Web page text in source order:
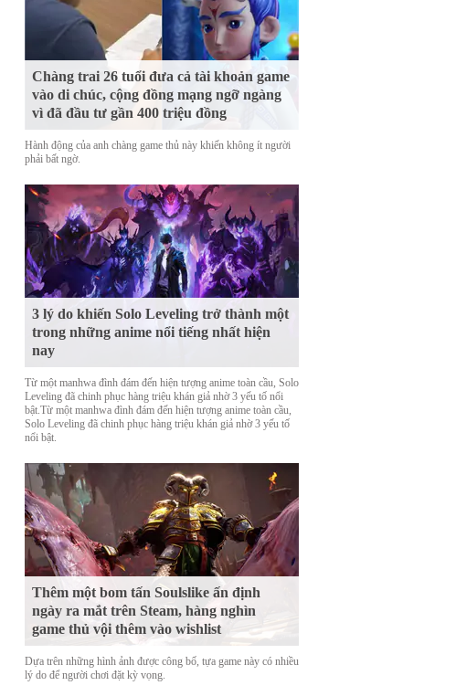
Chàng trai 26 tuổi đưa cả tài khoản game
vào di chúc, cộng đồng mạng ngỡ ngàng
vì đã đầu tư gần 400 triệu đồng
Hành động của anh chàng game thủ này khiến không ít người
phải bất ngờ.
3 lý do khiến Solo Leveling trở thành một
trong những anime nổi tiếng nhất hiện
nay
Từ một manhwa đình đám đến hiện tượng anime toàn cầu, Solo
Leveling đã chinh phục hàng triệu khán giả nhờ 3 yếu tố nổi
bật.Từ một manhwa đình đám đến hiện tượng anime toàn cầu,
Solo Leveling đã chinh phục hàng triệu khán giả nhờ 3 yếu tố
nổi bật.
Thêm một bom tấn Soulslike ấn định
ngày ra mắt trên Steam, hàng nghìn
game thủ vội thêm vào wishlist
Dựa trên những hình ảnh được công bố, tựa game này có nhiều
lý do để người chơi đặt kỳ vọng.